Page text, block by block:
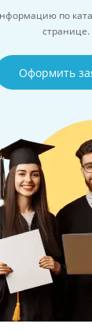
по
странице.
Оформить